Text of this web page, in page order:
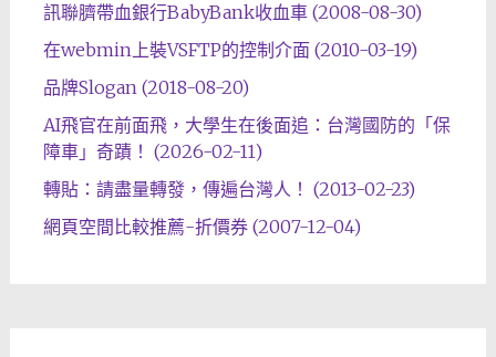
訊聯臍帶血銀行BabyBank收血車 (2008-08-30)
在webmin上裝VSFTP的控制介面 (2010-03-19)
品牌Slogan (2018-08-20)
AI飛官在前面飛，大學生在後面追：台灣國防的「保
障車」奇蹟！ (2026-02-11)
轉貼：請盡量轉發，傳遍台灣人！ (2013-02-23)
網頁空間比較推薦-折價券 (2007-12-04)